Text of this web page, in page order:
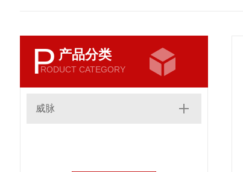
P 产品分类
RODUCT CATEGORY
威脉